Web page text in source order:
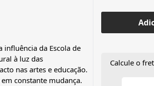
da Escola de
à luz das
nas artes e educação.
constante mudança.
Calcule o